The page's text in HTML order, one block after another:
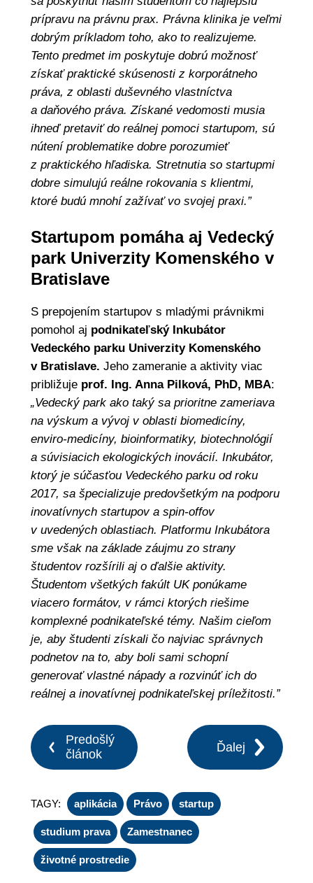
prípravu na právnu prax. Právna klinika je veľmi
dobrým príkladom toho, ako to realizujeme.
Tento predmet im poskytuje dobrú možnosť
získať praktické skúsenosti z korporátneho
práva, z oblasti duševného vlastníctva
a daňového práva. Získané vedomosti musia
ihneď pretaviť do reálnej pomoci startupom, sú
nútení problematike dobre porozumieť
z praktického hľadiska. Stretnutia so startupmi
dobre simulujú reálne rokovania s klientmi,
ktoré budú mnohí zažívať vo svojej praxi.”
Startupom pomáha aj Vedecký
park Univerzity Komenského v
Bratislave
S prepojením startupov s mladými právnikmi
pomohol aj podnikateľský Inkubátor
Vedeckého parku Univerzity Komenského
v Bratislave. Jeho zameranie a aktivity viac
približujeprof. Ing. Anna Pilková, PhD, MBA:
„Vedecký park ako taký sa prioritne zameriava
na výskum a vývoj v oblasti biomedicíny,
enviro-medicíny, bioinformatiky, biotechnológií
a súvisiacich ekologických inovácií. Inkubátor,
ktorý je súčasťou Vedeckého parku od roku
2017, sa špecializuje predovšetkým na podporu
inovatívnych startupov a spin-offov
v uvedených oblastiach. Platformu Inkubátora
sme však na základe záujmu zo strany
študentov rozšírili aj o ďalšie aktivity.
Študentom všetkých fakúlt UK ponúkame
viacero formátov, v rámci ktorých riešime
komplexné podnikateľské témy. Našim cieľom
je, aby študenti získali čo najviac správnych
podnetov na to, aby boli sami schopní
generovať vlastné nápady a rozvinúť ich do
reálnej a inovatívnej podnikateľskej príležitosti.”
Predošlý
článok
Ďalej
TAGY: aplikácia Právo startup
studium prava Zamestnanec
životné prostredie